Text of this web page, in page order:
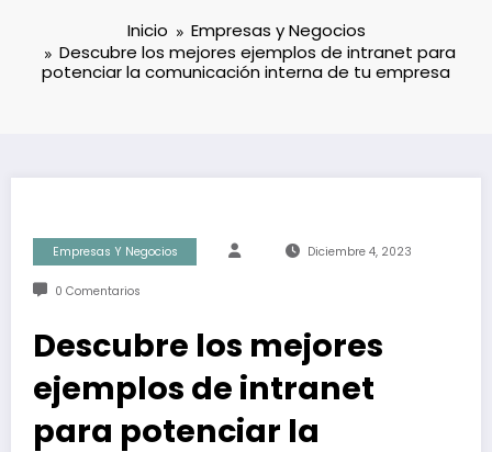
Inicio
Empresas y Negocios
Descubre los mejores ejemplos de intranet para
potenciar la comunicación interna de tu empresa
Empresas Y Negocios Diciembre 4, 2023
0 Comentarios
Descubre los mejores
ejemplos de intranet
para potenciar la